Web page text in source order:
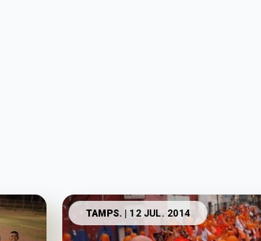
TAMPS. | 12 JUL. 2014